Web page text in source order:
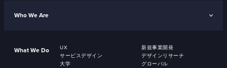
Who We Are
What We Do UX
新規事業開発
サービスデザイン
デザインリサーチ
大学
グローバル